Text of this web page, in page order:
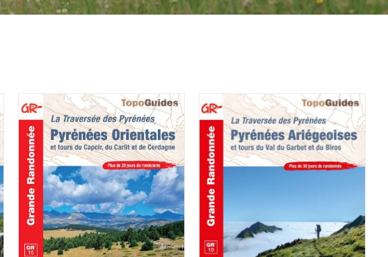
AJOUTER AU PANIER
/
DÉTAILS
AJOUTER AU PANIER
/
DÉTAILS